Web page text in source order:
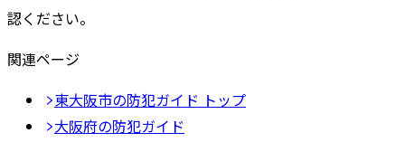
認ください。
関連ページ
東大阪市の防犯ガイド トップ
大阪府の防犯ガイド